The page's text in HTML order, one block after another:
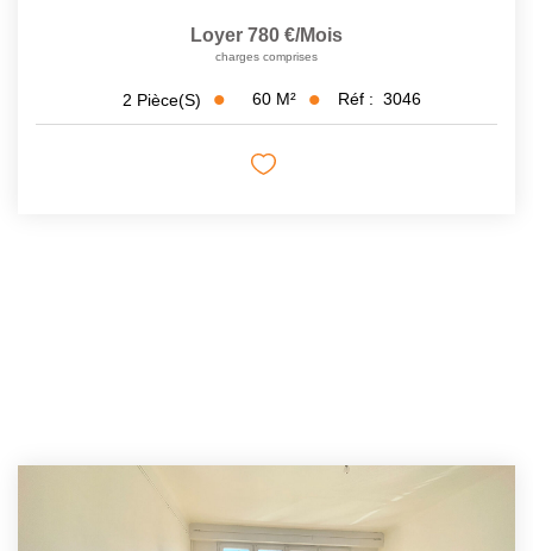
Loyer 780 €/mois
charges comprises
2 Pièce(s) 60 M² Réf : 3046